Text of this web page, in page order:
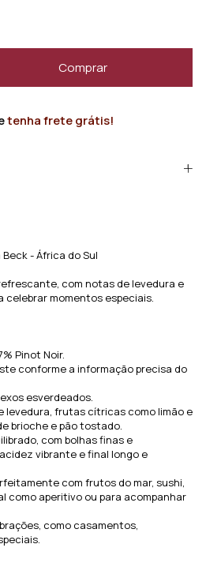
tenha frete grátis!
- África do Sul
com notas de levedura e
momentos especiais.
Pinot Noir.
conforme a informação precisa do
esverdeados.
levedura, frutas cítricas como limão e
brioche e pão tostado.
com bolhas finas e
vibrante e final longo e
com frutos do mar, sushi,
como aperitivo ou para acompanhar
como casamentos,